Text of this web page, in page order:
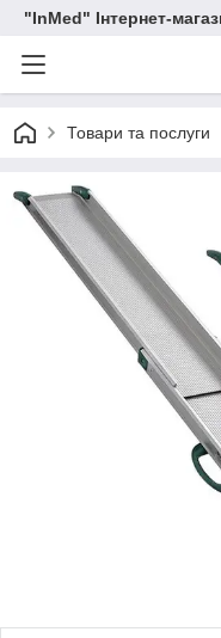
"InMed" Інтернет-
Товари та послуги